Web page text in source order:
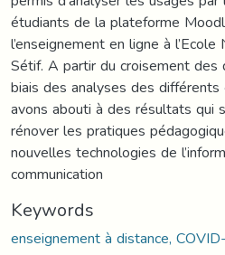
étudiants de la plateforme
l’enseignement en ligne à
Sétif. A partir du croisement des
biais des analyses des
avons abouti à des résultats qui
rénover les pratiques
nouvelles technologies de
communication
Keywords
enseignement à distance,